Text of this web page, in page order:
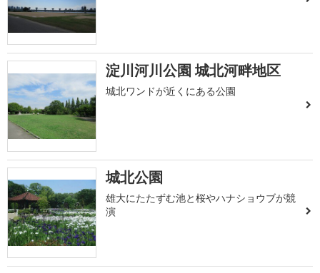
淀川河川公園 城北河畔地区
城北ワンドが近くにある公園
城北公園
雄大にたたずむ池と桜やハナショウブが競
演